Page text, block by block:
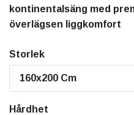
kontinentalsäng med
överlägsen liggkomfort
Storlek
160x200 Cm
Hårdhet